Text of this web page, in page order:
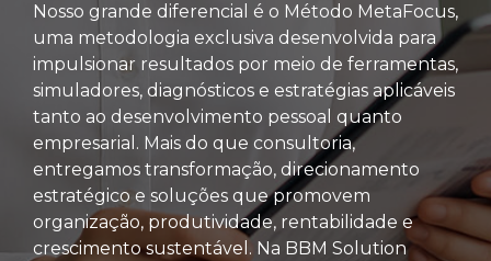
Nosso grande diferencial é o Método MetaFocus,
uma metodologia exclusiva desenvolvida para
impulsionar resultados por meio de ferramentas,
simuladores, diagnósticos e estratégias aplicáveis
tanto ao desenvolvimento pessoal quanto
empresarial. Mais do que consultoria,
entregamos transformação, direcionamento
estratégico e soluções que promovem
organização, produtividade, rentabilidade e
crescimento sustentável. Na BBM Solution